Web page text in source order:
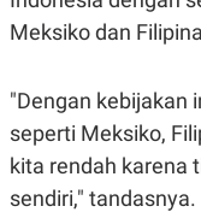
N
A
E
A
K
E
T
N
PD
Meksiko dan
"Dengan kebijakan
seperti Meksiko,
kita rendah karena
sendiri," tandasnya.